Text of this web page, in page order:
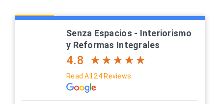
Senza Espacios - Interiorismo
y Reformas Integrales
4.8
Read All 24 Reviews